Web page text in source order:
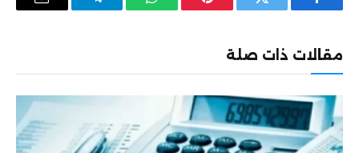
فيسبوك تويتر بينتيريستواتساب تيلقرام
البريد
مقالات ذات صلة